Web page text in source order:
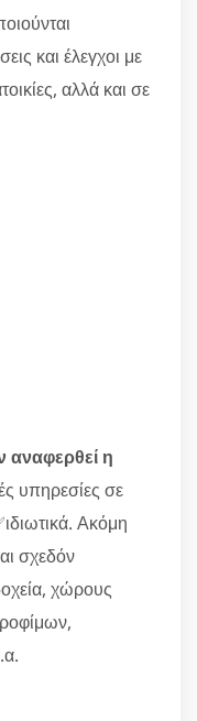
και έλεγχοι με
αλλά και σε
αναφερθεί η
υπηρεσίες σε
Ακόμη
σχεδόν
χώρους